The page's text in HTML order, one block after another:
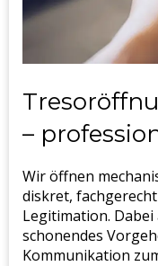
–
Wir öffnen
diskret,
Legitimation.
schonendes
Kommunikation